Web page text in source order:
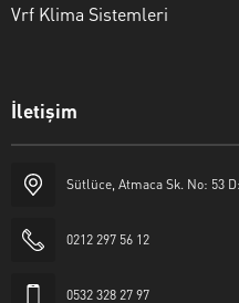
Vrf Klima Sistemleri
İletişim
Sütlüce, Atmaca Sk. No: 53
0212 297 56 12
0532 328 27 97
Nilka Klima